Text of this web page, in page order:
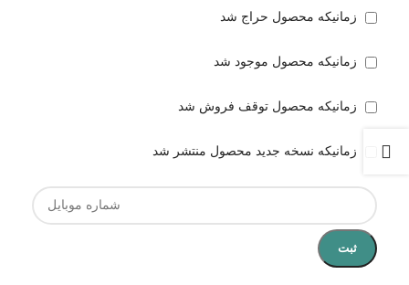
زمانیکه محصول حراج شد
زمانیکه محصول موجود شد
زمانیکه محصول توقف فروش شد
زمانیکه نسخه جدید محصول منتشر شد
ثبت